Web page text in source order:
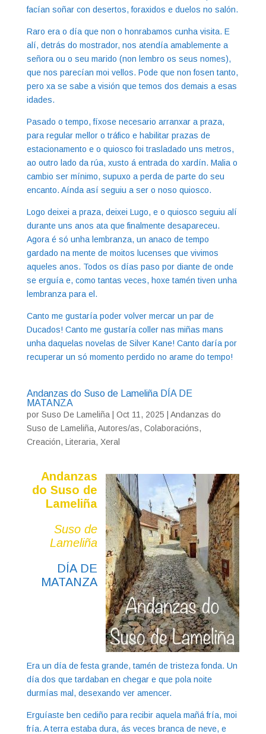
facían soñar con desertos, foraxidos e duelos no salón.
Raro era o día que non o honrabamos cunha visita. E
alí, detrás do mostrador, nos atendía amablemente a
señora ou o seu marido (non lembro os seus nomes),
que nos parecían moi vellos. Pode que non fosen tanto,
pero xa se sabe a visión que temos dos demais a esas
idades.
Pasado o tempo, fíxose necesario arranxar a praza,
para regular mellor o tráfico e habilitar prazas de
estacionamento e o quiosco foi trasladado uns metros,
ao outro lado da rúa, xusto á entrada do xardín. Malia o
cambio ser mínimo, supuxo a perda de parte do seu
encanto. Aínda así seguiu a ser o noso quiosco.
Logo deixei a praza, deixei Lugo, e o quiosco seguiu alí
durante uns anos ata que finalmente desapareceu.
Agora é só unha lembranza, un anaco de tempo
gardado na mente de moitos lucenses que vivimos
aqueles anos. Todos os días paso por diante de onde
se erguía e, como tantas veces, hoxe tamén tiven unha
lembranza para el.
Canto me gustaría poder volver mercar un par de
Ducados! Canto me gustaría coller nas miñas mans
unha daquelas novelas de Silver Kane! Canto daría por
recuperar un só momento perdido no arame do tempo!
Andanzas do Suso de Lameliña DÍA DE
MATANZA
por Suso De Lameliña| Oct 11, 2025
Andanzas do
Suso de Lameliña, Autores/as, Colaboracións,
Creación, Literaria, Xeral
Andanzas
do Suso de
Lameliña
Suso de
Lameliña
DÍA DE
MATANZA
Era un día de festa grande, tamén de tristeza fonda. Un
día dos que tardaban en chegar e que pola noite
durmías mal, desexando ver amencer.
Erguíaste ben cediño para recibir aquela mañá fría, moi
fría. A terra estaba dura, ás veces branca de neve, e